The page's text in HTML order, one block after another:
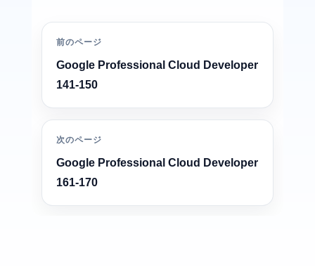
前のページ
Google Professional Cloud Developer
141-150
次のページ
Google Professional Cloud Developer
161-170